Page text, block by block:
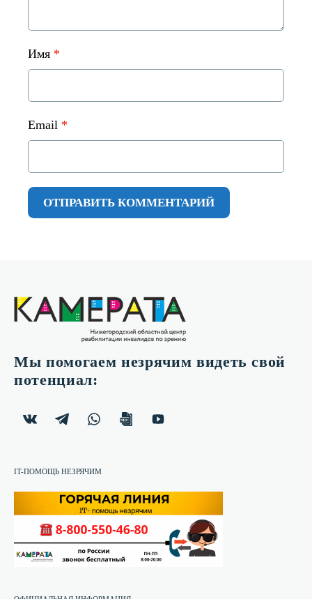
Имя *
Email *
Мы помогаем незрячим видеть свой
потенциал:
IT-ПОМОЩЬ НЕЗРЯЧИМ